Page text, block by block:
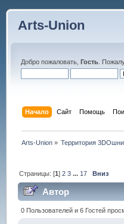
Arts-Union
Добро пожаловать, Гость.
Начало Сайт Помощь
Arts-Union » Территория
Страницы: [1]2 3 ... 17 Вниз
Автор
0 Пользователей и 6 Гостей